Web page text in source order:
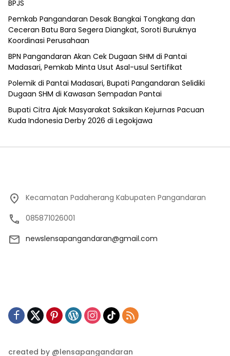
BPJS
Pemkab Pangandaran Desak Bangkai Tongkang dan
Ceceran Batu Bara Segera Diangkat, Soroti Buruknya
Koordinasi Perusahaan
BPN Pangandaran Akan Cek Dugaan SHM di Pantai
Madasari, Pemkab Minta Usut Asal-usul Sertifikat
Polemik di Pantai Madasari, Bupati Pangandaran Selidiki
Dugaan SHM di Kawasan Sempadan Pantai
Bupati Citra Ajak Masyarakat Saksikan Kejurnas Pacuan
Kuda Indonesia Derby 2026 di Legokjawa
Kecamatan Padaherang Kabupaten Pangandaran
085871026001
newslensapangandaran@gmail.com
created by @lensapangandaran